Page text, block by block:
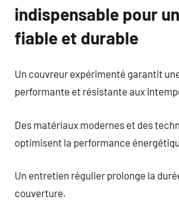
indispensable pour
fiable et durable
Un couvreur expérimenté garantit
performante et résistante aux
Des matériaux modernes et des
optimisent la performance
Un entretien régulier prolonge la
couverture.